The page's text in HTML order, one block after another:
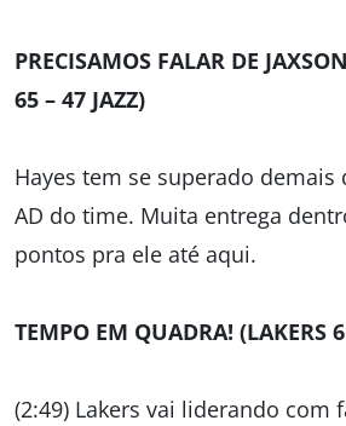
PRECISAMOS FALAR DE
65 – 47 JAZZ)
Hayes tem se superado demais
AD do time. Muita entrega
pontos pra ele até aqui.
TEMPO EM QUADRA! (LAKERS
(2:49) Lakers vai liderando com